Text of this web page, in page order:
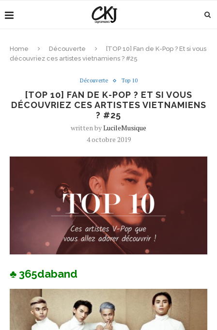
Home Découverte
[TOP 10] Fan de K-Pop ? Et si vous
découvriez ces artistes vietnamiens ? #25
Découverte Top 10
[TOP 10] FAN DE K-POP ? ET SI VOUS
DÉCOUVRIEZ CES ARTISTES VIETNAMIENS
? #25
written byLucileMusique
4 octobre 2019
♣ 365daband